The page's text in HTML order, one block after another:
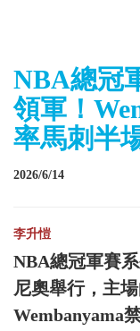
NBA總冠
領軍！
率馬刺半
2026/6/14
李升愷
NBA總冠軍賽
尼奧舉行，主
Wembanyama